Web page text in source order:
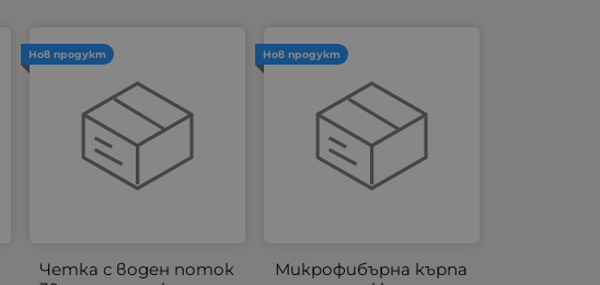
Четка с воден поток
Нов продукт
Микрофибърна кърпа
Нов продукт